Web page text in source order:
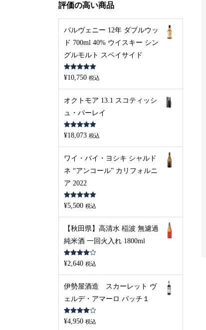
ス・デル・サス マバ
リーダム FREEDOM ...
¥5,170
評価の高い商品
バルヴェニー 12年 ダブルウッ
ド 700ml 40% ウイスキー シン
グルモルト スペイサイド
5段階中5.00
の評価
¥10,750 税込
オクトモア 13.1 スコティッシ
ュ・バーレイ
5段階中5.00
の評価
¥18,073 税込
ワイ・バイ・ヨシキ シャルド
ネ “アンコール” カリフォルニ
ア 2022
5段階中 5.00
の評価
¥5,500 税込
【秋田県】高清水 稲波 無濾過
純米酒 一回火入れ 1800ml
5段階中
4.00の評
¥2,640 税込
伊勢屋酒造 スカーレット ヴ
ェルデ・アマーロ バッチ１
5段階中
4.00の評
¥4,950 税込